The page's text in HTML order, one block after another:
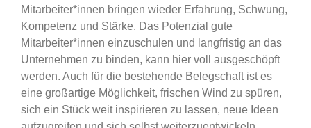
Mitarbeiter*innen bringen wieder Erfahrung, Schwung,
Kompetenz und Stärke. Das Potenzial gute
Mitarbeiter*innen einzuschulen und langfristig an das
Unternehmen zu binden, kann hier voll ausgeschöpft
werden. Auch für die bestehende Belegschaft ist es
eine großartige Möglichkeit, frischen Wind zu spüren,
sich ein Stück weit inspirieren zu lassen, neue Ideen